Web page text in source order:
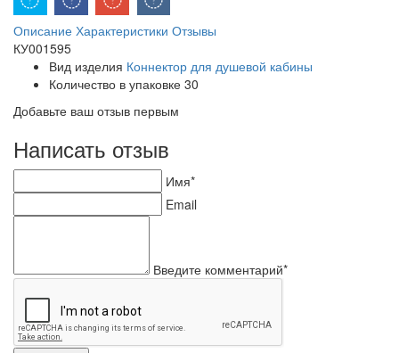
Описание Характеристики Отзывы
КУ001595
Вид изделия Коннектор для душевой кабины
Количество в упаковке 30
Добавьте ваш отзыв первым
Написать отзыв
Имя*
Email
Введите комментарий*